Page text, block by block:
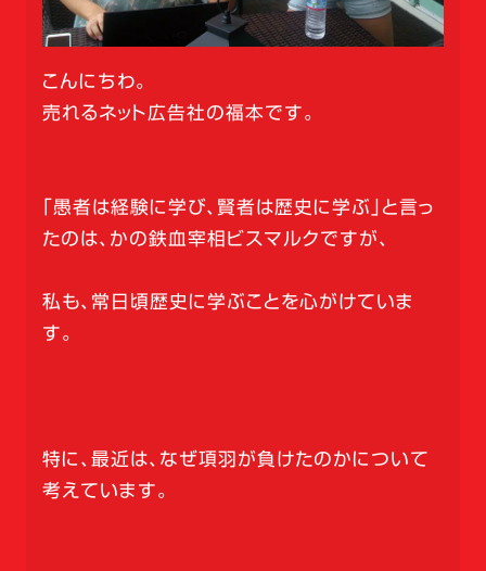
こんにちわ。
売れるネット広告社の福本です。
「愚者は経験に学び、賢者は歴史に学ぶ」と言っ
たのは、かの鉄血宰相ビスマルクですが、
私も、常日頃歴史に学ぶことを心がけていま
す。
特に、最近は、なぜ項羽が負けたのかについて
考えています。